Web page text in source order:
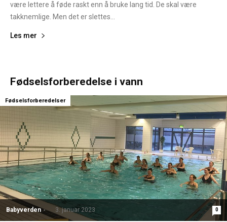
være lettere å føde raskt enn å bruke lang tid. De skal være
takknemlige. Men det er slettes...
Les mer
Fødselsforberedelse i vann
Babyverden - 3. januar 2023 0
Fødselsforberedelser